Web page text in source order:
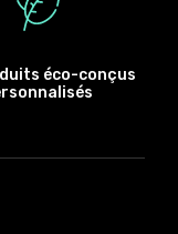
éco-conçus